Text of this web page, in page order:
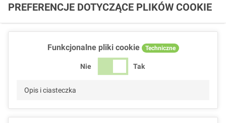
PREFERENCJE DOTYCZĄCE PLIKÓW COOKIE
Funkcjonalne pliki cookie Techniczne
Nie Tak
Opis i ciasteczka